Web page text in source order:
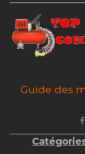
Guide des